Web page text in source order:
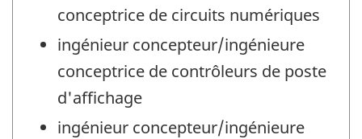
conceptrice de circuits numériques
ingénieur concepteur/ingénieure
conceptrice de contrôleurs de poste
d'affichage
ingénieur concepteur/ingénieure